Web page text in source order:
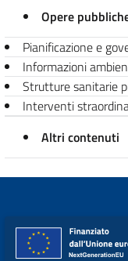
Opere
Pianificazione e
Informazioni
Strutture sanitarie
Interventi
Altri contenuti